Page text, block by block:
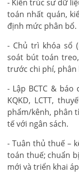
- Kiến trúc sư dữ
toán nhất quán,
định mức phân bổ.
- Chủ trì khóa sổ
soát bút toán
trước chi phí, phân
- Lập BCTC &
KQKD, LCTT,
phẩm/kênh, phân
tế với ngân sách.
- Tuân thủ thuế –
toán thuế; chuẩn
mới và triển khai